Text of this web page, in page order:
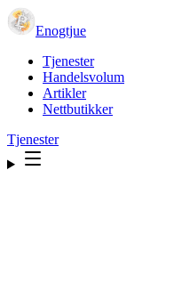
Enogtjue
Tjenester
Handelsvolum
Artikler
Nettbutikker
Tjenester